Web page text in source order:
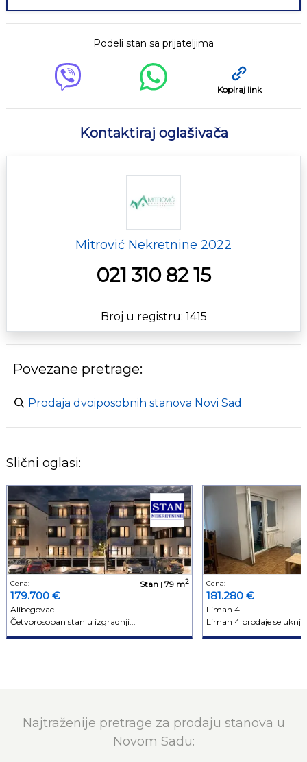
Podeli stan sa prijateljima
Kopiraj link
Kontaktiraj oglašivača
Mitrović Nekretnine 2022
021 310 82 15
Broj u registru: 1415
Povezane pretrage:
Prodaja dvoiposobnih stanova Novi Sad
Slični oglasi:
Cena:
179.700 €
Stan| 79 m2
Alibegovac
Četvorosoban stan u izgradnji...
Cena:
181.280 €
Liman 4
Liman 4 prodaje se
Najtraženije pretrage za prodaju stanova u
Novom Sadu: